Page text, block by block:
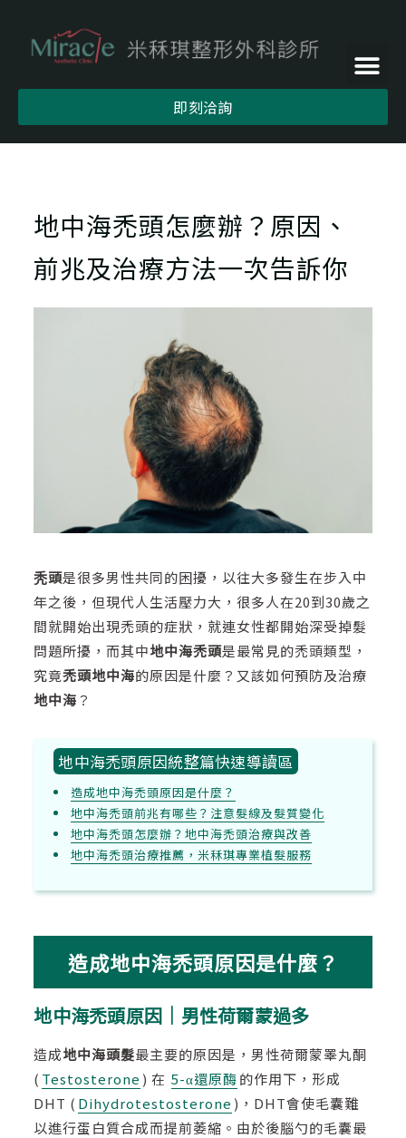
即刻洽詢
地中海禿頭怎麼辦？原因、
前兆及治療方法一次告訴你
秃頭是很多男性共同的困擾，以往大多發生在步入中
年之後，但現代人生活壓力大，很多人在20到30歲之
間就開始出現禿頭的症狀，就連女性都開始深受掉髮
問題所擾，而其中地中海禿頭是最常見的禿頭類型，
究竟禿頭地中海的原因是什麼？又該如何預防及治療
地中海？
地中海禿頭原因統整篇快速導讀區
造成地中海禿頭原因是什麼？
地中海禿頭前兆有哪些？注意髮線及髮質變化
地中海禿頭怎麼辦？地中海禿頭治療與改善
地中海禿頭治療推薦，米秝琪專業植髮服務
造成地中海禿頭原因是什麼？
地中海禿頭原因｜男性荷爾蒙過多
造成地中海頭髮最主要的原因是，男性荷爾蒙睪丸酮
( Testosterone ) 在 5-α還原酶的作用下，形成
DHT ( Dihydrotestosterone )，DHT會使毛囊難
以進行蛋白質合成而提前萎縮。由於後腦勺的毛囊最